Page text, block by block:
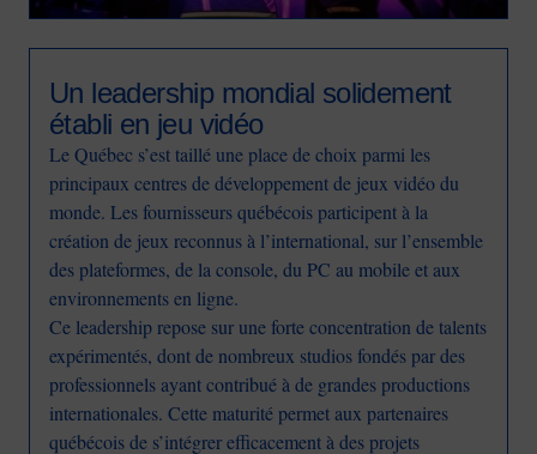
Un leadership mondial solidement
établi en jeu vidéo
Le Québec s’est taillé une place de choix parmi les
principaux centres de développement de jeux vidéo du
monde. Les fournisseurs québécois participent à la
création de jeux reconnus à l’international, sur l’ensemble
des plateformes, de la console, du PC au mobile et aux
environnements en ligne.
Ce leadership repose sur une forte concentration de talents
expérimentés, dont de nombreux studios fondés par des
professionnels ayant contribué à de grandes productions
internationales. Cette maturité permet aux partenaires
québécois de s’intégrer efficacement à des projets